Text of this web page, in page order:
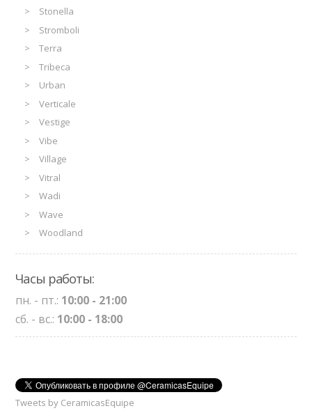
Stonella
Stromboli
Terra
Tribeca
Urban
Verticale
Vestige
Vibe
Village
Vitral
Wadi
Wave
Woodland
Часы работы:
пн. - пт.: 10:00 - 21:00
сб. - вс.: 10:00 - 18:00
Tweets by CeramicasEquipe